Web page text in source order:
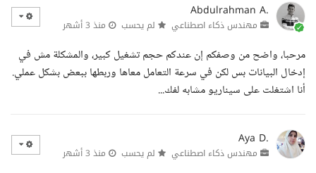
Abdulrahman A.
مهندس ذكاء اصطناعي لم يحسب منذ 3 أشهر
مرحبا، واضح من وصفكم إن عندكم حجم تشغيل كبير، والمشكلة مش في
إدخال البيانات بس لكن في سرعة التعامل معاها وربطها ببعض بشكل عملي.
أنا اشتغلت على سيناريو مشابه لفك...
Aya D.
مهندس ذكاء اصطناعي لم يحسب منذ 3 أشهر